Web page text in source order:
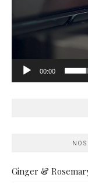
00:00
Ginger &